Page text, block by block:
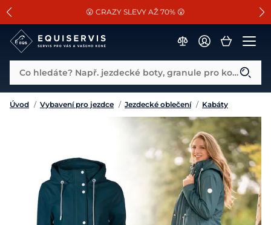
SLEVA 13% na vše od Cassini!
😮 CRAZY SLEVY AŽ 70% 😮
📐Pasování a doplňky k vybraným sedlům ZDARMA 🐴
Co hledáte? Např. jezdecké boty, granule pro koně...
Úvod / Vybavení pro jezdce / Jezdecké oblečení / Kabáty